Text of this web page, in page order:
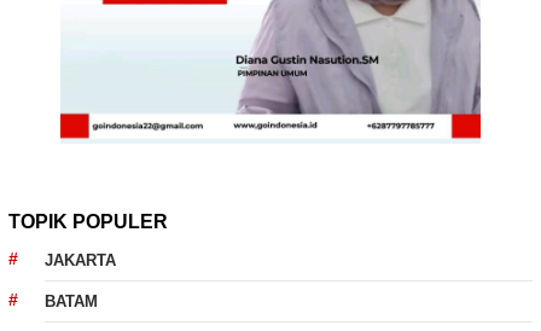
TOPIK POPULER
JAKARTA
BATAM